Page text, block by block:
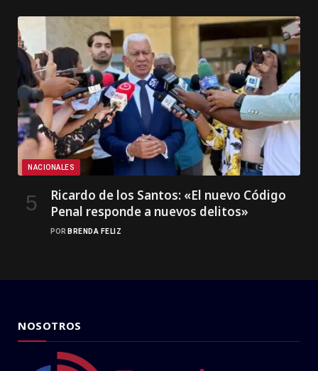
NACIONALES
Ricardo de los Santos: «El nuevo Código
Penal responde a nuevos delitos»
POR BRENDA FELIZ
NOSOTROS